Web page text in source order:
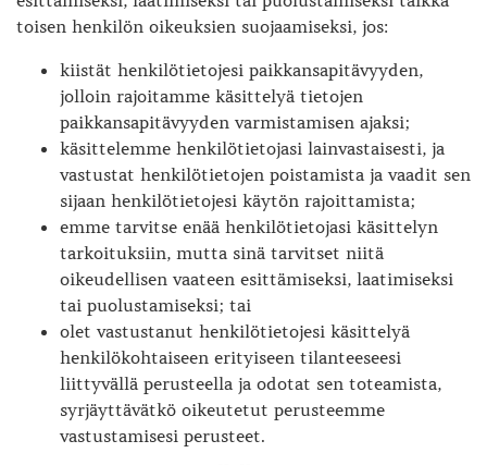
toisen henkilön oikeuksien suojaamiseksi, jos:
kiistät henkilötietojesi paikkansapitävyyden,
jolloin rajoitamme käsittelyä tietojen
paikkansapitävyyden varmistamisen ajaksi;
käsittelemme henkilötietojasi lainvastaisesti, ja
vastustat henkilötietojen poistamista ja vaadit sen
sijaan henkilötietojesi käytön rajoittamista;
emme tarvitse enää henkilötietojasi käsittelyn
tarkoituksiin, mutta sinä tarvitset niitä
oikeudellisen vaateen esittämiseksi, laatimiseksi
tai puolustamiseksi; tai
olet vastustanut henkilötietojesi käsittelyä
henkilökohtaiseen erityiseen tilanteeseesi
liittyvällä perusteella ja odotat sen toteamista,
syrjäyttävätkö oikeutetut perusteemme
vastustamisesi perusteet.